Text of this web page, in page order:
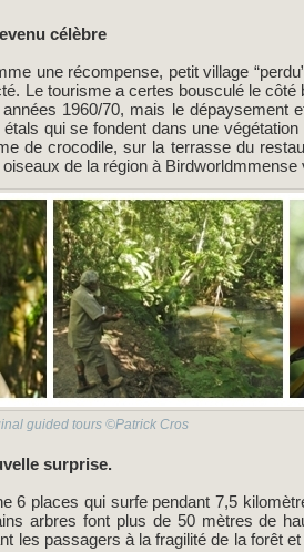
célèbre
une récompense, petit village
Le tourisme a certes bousculé le côté
1960/70, mais le dépaysement
qui se fondent dans une
de crocodile, sur la terrasse du
de la région à Birdworldmmense
guided tours ©Patrick Cros
surprise.
6 places qui surfe pendant 7,5
arbres font plus de 50 mètres de
les passagers à la fragilité de la forêt